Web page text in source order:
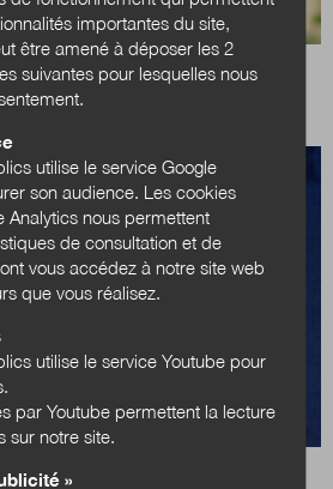
priorité est de transformer les
soient en mesure de conduire
»
?
importantes du site,
être amené à déposer les 2
suivantes pour lesquelles nous
utilise le service Google
son audience. Les cookies
Analytics nous permettent
de consultation et de
vous accédez à notre site web
que vous réalisez.
utilise le service Youtube pour
par Youtube permettent la lecture
sur notre site.
»